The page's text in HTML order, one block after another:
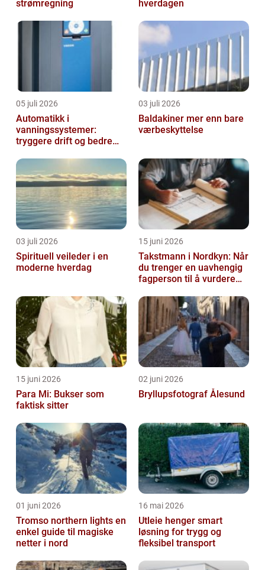
strømregning
hverdagen
05 juli 2026
Automatikk i
vanningssystemer:
tryggere drift og bedre
03 juli 2026
Baldakiner mer enn bare
værbeskyttelse
03 juli 2026
Spirituell veileder i en
moderne hverdag
15 juni 2026
Takstmann i Nordkyn: Når
du trenger en uavhengig
fagperson til å vurdere
15 juni 2026
Para Mi: Bukser som
faktisk sitter
02 juni 2026
Bryllupsfotograf Ålesund
01 juni 2026
Tromso northern lights en
enkel guide til magiske
netter i nord
16 mai 2026
Utleie henger smart
løsning for trygg og
fleksibel transport